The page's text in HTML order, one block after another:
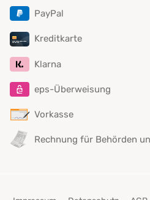
PayPal
Kreditkarte
Klarna
eps-Überweisung
Vorkasse
Rechnung für Behörden